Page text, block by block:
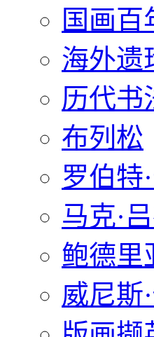
国画百
海外遗
历代书
布列松
罗伯特
马克·
鲍德里
威尼斯